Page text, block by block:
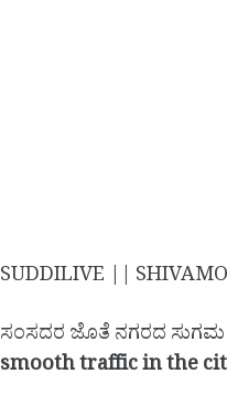
SUDDILIVE ||
ಸಂಸದರ ಜೊತೆ ನಗರದ ಸುಗಮ
smooth traffic in the